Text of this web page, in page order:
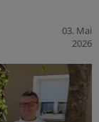
03. Mai
2026